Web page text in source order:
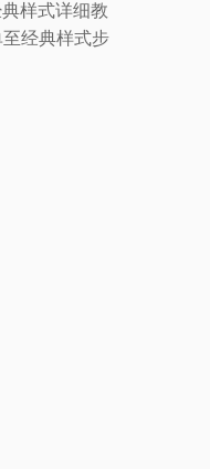
样式详细教
经典样式步